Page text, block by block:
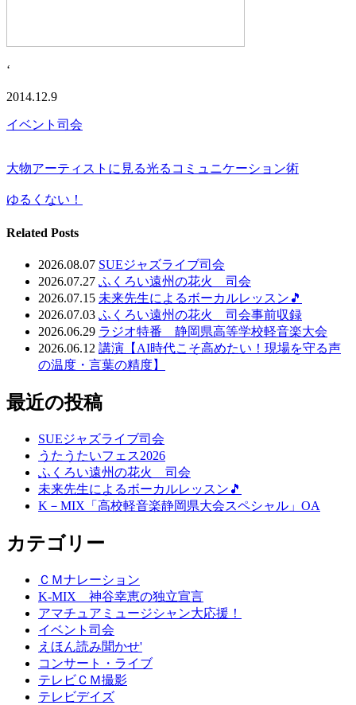
‘
2014.12.9
イベント司会
大物アーティストに見る光るコミュニケーション術
ゆるくない！
Related Posts
2026.08.07 SUEジャズライブ司会
2026.07.27 ふくろい遠州の花火 司会
2026.07.15 未来先生によるボーカルレッスン🎵
2026.07.03 ふくろい遠州の花火 司会事前収録
2026.06.29 ラジオ特番 静岡県高等学校軽音楽大会
2026.06.12 講演【AI時代こそ高めたい！現場を守る声
の温度・言葉の精度】
最近の投稿
SUEジャズライブ司会
うたうたいフェス2026
ふくろい遠州の花火 司会
未来先生によるボーカルレッスン🎵
K－MIX「高校軽音楽静岡県大会スペシャル」OA
カテゴリー
ＣＭナレーション
K-MIX 神谷幸恵の独立宣言
アマチュアミュージシャン大応援！
イベント司会
えほん読み聞かせ'
コンサート・ライブ
テレビＣＭ撮影
テレビデイズ